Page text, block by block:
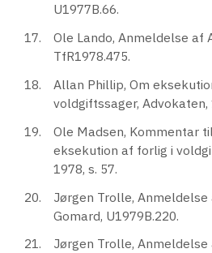
U1977B.66.
Ole Lando, Anmeldelse af
TfR1978.475.
Allan Phillip, Om
voldgiftssager, Advokaten,
Ole Madsen, Kommentar
eksekution af forlig i
1978, s. 57.
Jørgen Trolle,
Gomard, U1979B.220.
Jørgen Trolle,